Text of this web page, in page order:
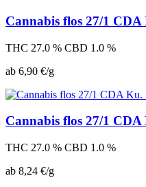
Cannabis flos 27/1
THC 27.0 % CBD 1.0 %
ab 6,90 €/g
Cannabis flos 27/1
THC 27.0 % CBD 1.0 %
ab 8,24 €/g